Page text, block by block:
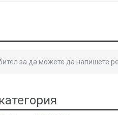
за да можете да напишете